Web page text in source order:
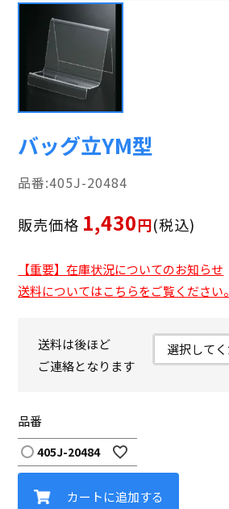
バッグ立YM型
405J-20484
販売価格 1,430 税込
【重要】在庫状況についてのお知らせ
送料についてはこちらをご覧ください。
送料は後ほど
ご連絡となります
品番
405J-20484
カートに追加する